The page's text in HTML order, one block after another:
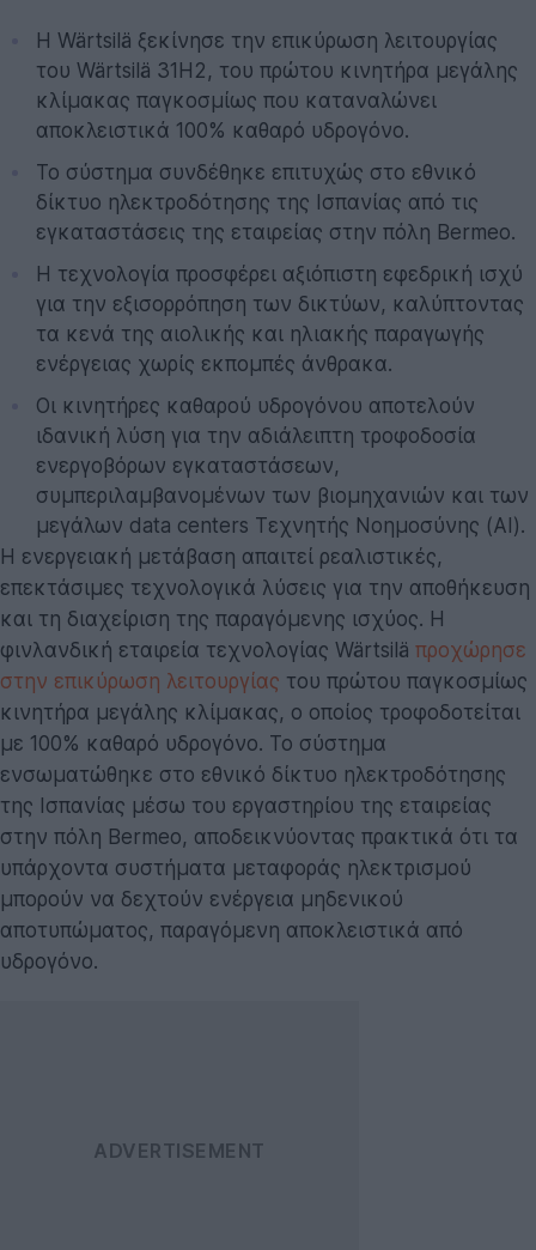
Η Wärtsilä ξεκίνησε την επικύρωση λειτουργίας
του Wärtsilä 31H2, του πρώτου κινητήρα μεγάλης
κλίμακας παγκοσμίως που καταναλώνει
αποκλειστικά 100% καθαρό υδρογόνο.
Το σύστημα συνδέθηκε επιτυχώς στο εθνικό
δίκτυο ηλεκτροδότησης της Ισπανίας από τις
εγκαταστάσεις της εταιρείας στην πόλη Bermeo.
Η τεχνολογία προσφέρει αξιόπιστη εφεδρική ισχύ
για την εξισορρόπηση των δικτύων, καλύπτοντας
τα κενά της αιολικής και ηλιακής παραγωγής
ενέργειας χωρίς εκπομπές άνθρακα.
Οι κινητήρες καθαρού υδρογόνου αποτελούν
ιδανική λύση για την αδιάλειπτη τροφοδοσία
ενεργοβόρων εγκαταστάσεων,
συμπεριλαμβανομένων των βιομηχανιών και των
μεγάλων data centers Τεχνητής Νοημοσύνης (AI).
Η ενεργειακή μετάβαση απαιτεί ρεαλιστικές,
επεκτάσιμες τεχνολογικά λύσεις για την αποθήκευση
και τη διαχείριση της παραγόμενης ισχύος. Η
φινλανδική εταιρεία τεχνολογίας Wärtsilä προχώρησε
στην επικύρωση λειτουργίας του πρώτου παγκοσμίως
κινητήρα μεγάλης κλίμακας, ο οποίος τροφοδοτείται
με 100% καθαρό υδρογόνο. Το σύστημα
ενσωματώθηκε στο εθνικό δίκτυο ηλεκτροδότησης
της Ισπανίας μέσω του εργαστηρίου της εταιρείας
στην πόλη Bermeo, αποδεικνύοντας πρακτικά ότι τα
υπάρχοντα συστήματα μεταφοράς ηλεκτρισμού
μπορούν να δεχτούν ενέργεια μηδενικού
αποτυπώματος, παραγόμενη αποκλειστικά από
υδρογόνο.